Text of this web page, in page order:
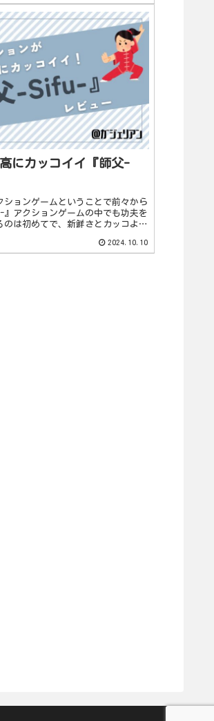
にカッコイイ『師父-
ョンゲームということで前々から
アクションゲームの中でも功夫を
のは初めてで、新鮮さとカッコよさ
2024.10.10